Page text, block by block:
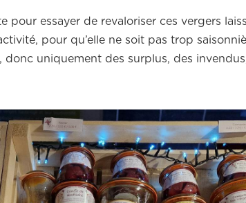
pour essayer de revaloriser ces vergers
pour qu’elle ne soit pas trop
donc uniquement des surplus, des